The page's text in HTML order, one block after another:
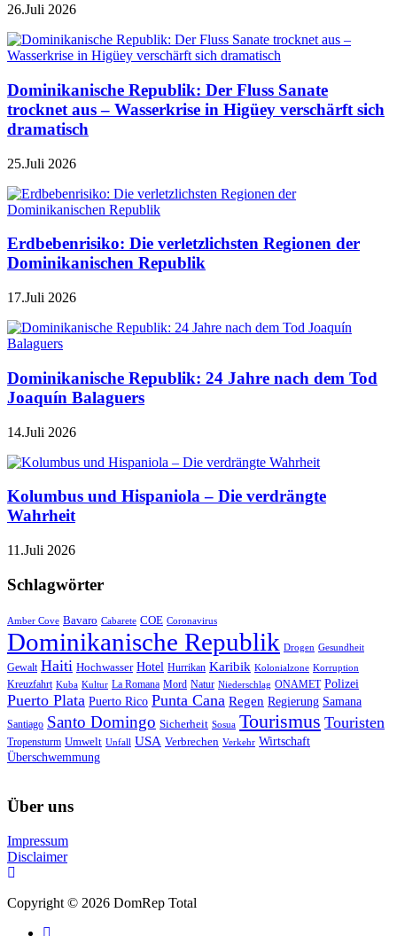
26.Juli 2026
Dominikanische Republik: Der Fluss Sanate
trocknet aus – Wasserkrise in Higüey verschärft sich
dramatisch
25.Juli 2026
Erdbebenrisiko: Die verletzlichsten Regionen der
Dominikanischen Republik
17.Juli 2026
Dominikanische Republik: 24 Jahre nach dem Tod
Joaquín Balaguers
14.Juli 2026
Kolumbus und Hispaniola – Die verdrängte
Wahrheit
11.Juli 2026
Schlagwörter
Amber Cove Bavaro Cabarete COE Coronavirus
Dominikanische Republik Drogen Gesundheit
Gewalt Haiti Hochwasser Hotel Hurrikan Karibik Kolonialzone Korruption
Kreuzfahrt Kuba Kultur La Romana Mord Natur Niederschlag ONAMET Polizei
Puerto Plata Puerto Rico Punta Cana Regen Regierung Samana
Santiago Santo Domingo Sicherheit Sosua Tourismus Touristen
Tropensturm Umwelt Unfall USA Verbrechen Verkehr Wirtschaft
Überschwemmung
Über uns
Impressum
Disclaimer
Copyright © 2026 DomRep Total